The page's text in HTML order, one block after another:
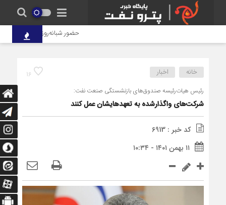
حضور شبانه‌روزی کارکنان
16 خانه اخبار
رئیس هیات‌رئیسه صندوق‌های بازنشستگی صنعت نفت:
شرکت‌های واگذارشده به تعهدهایشان عمل کنند
کد خبر : 6913
۱۱ بهمن ۱۴۰۱ - ۱۰:۳۴